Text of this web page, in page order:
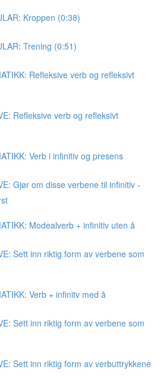
Kroppen (0:38)
Trening (0:51)
Refleksive verb og refleksivt
Refleksive verb og refleksivt
Verb i infinitiv og presens
Gjør om disse verbene til infinitiv -
Modealverb + infinitiv uten å
Sett inn riktig form av verbene som
Verb + infinitv med å
Sett inn riktig form av verbene som
Sett inn riktig form av verbuttrykkene